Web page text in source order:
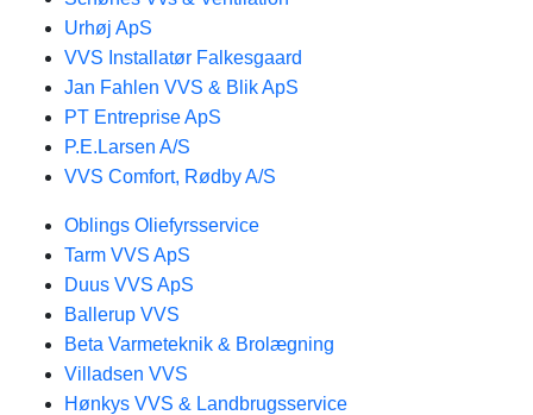
Urhøj ApS
VVS Installatør Falkesgaard
Jan Fahlen VVS & Blik ApS
PT Entreprise ApS
P.E.Larsen A/S
VVS Comfort, Rødby A/S
Oblings Oliefyrsservice
Tarm VVS ApS
Duus VVS ApS
Ballerup VVS
Beta Varmeteknik & Brolægning
Villadsen VVS
Hønkys VVS & Landbrugsservice